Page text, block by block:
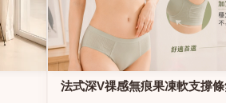
法式深V祼感無痕果凍軟支撐